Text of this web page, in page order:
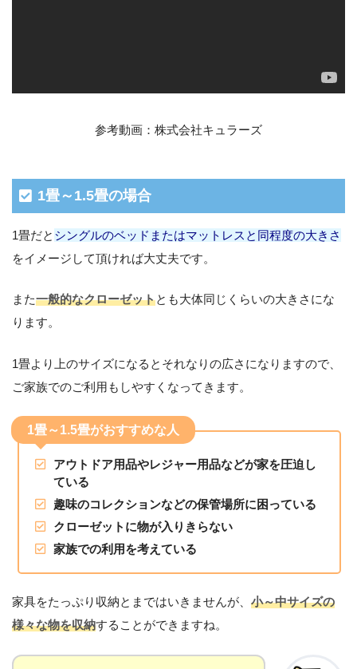
参考動画：株式会社キュラーズ
1畳～1.5畳の場合
1畳だと シングルのベッドまたはマットレスと同程度の大きさ
をイメージして頂ければ大丈夫です。
また一般的なクローゼットとも大体同じくらいの大きさにな
ります。
1畳より上のサイズになるとそれなりの広さになりますので、
ご家族でのご利用もしやすくなってきます。
1畳～1.5畳がおすすめな人
アウトドア用品やレジャー用品などが家を圧迫し
ている
趣味のコレクションなどの保管場所に困っている
クローゼットに物が入りきらない
家族での利用を考えている
家具をたっぷり収納とまではいきませんが、 小～中サイズの
様々な物を収納することができますね。